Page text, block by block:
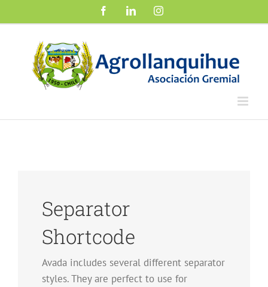
FacebookLinkedInInstagram
Separator
Shortcode
Avada includes several different separator
styles. They are perfect to use for